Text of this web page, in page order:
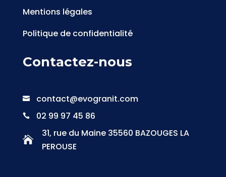
Mentions légales
Politique de confidentialité
Contactez-nous
 contact@evogranit.com
 02 99 97 45 86

31, rue du Maine 35560 BAZOUGES LA
PEROUSE